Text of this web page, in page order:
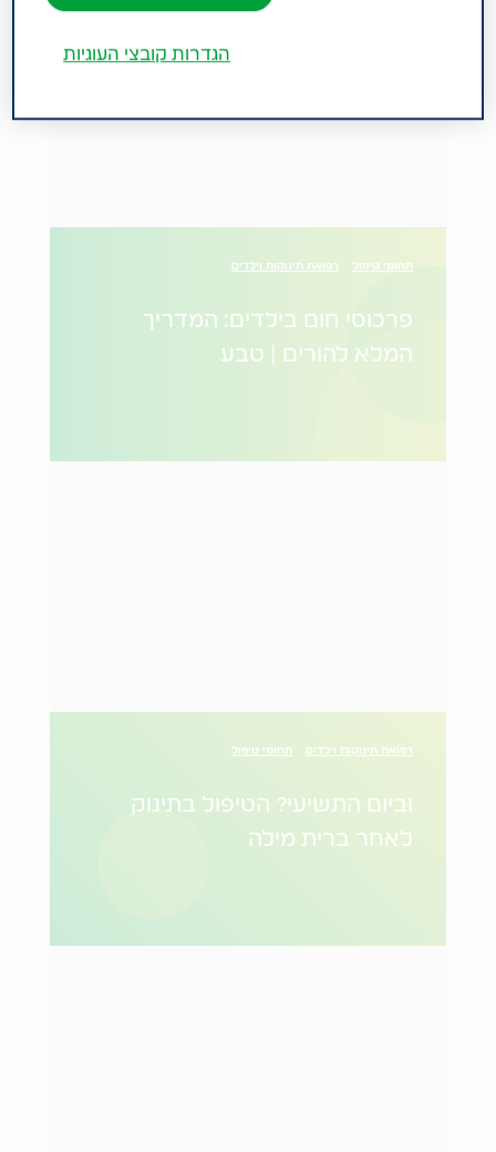
תחומי טיפול רפואת תינוקות וילדים
פרכוסי חום בילדים: המדריך
המלא להורים | טבע
רפואת תינוקות וילדים תחומי טיפול
וביום התשיעי? הטיפול בתינוק
לאחר ברית מילה
הגדרות קובצי העוגיות